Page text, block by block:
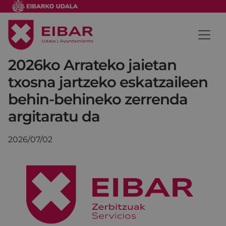
2026ko Arrateko jaietan
txosna jartzeko eskatzaileen
behin-behineko zerrenda
argitaratu da
2026/07/02